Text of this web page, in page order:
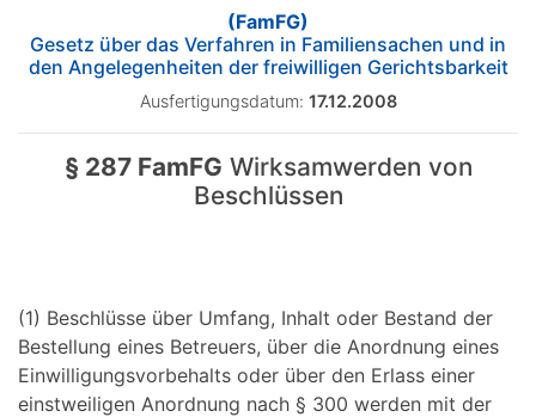
(FamFG)
Gesetz über das Verfahren in Familiensachen und in
den Angelegenheiten der freiwilligen Gerichtsbarkeit
Ausfertigungsdatum: 17.12.2008
§ 287 FamFG Wirksamwerden von
Beschlüssen
(1) Beschlüsse über Umfang, Inhalt oder Bestand der
Bestellung eines Betreuers, über die Anordnung eines
Einwilligungsvorbehalts oder über den Erlass einer
einstweiligen Anordnung nach § 300 werden mit der